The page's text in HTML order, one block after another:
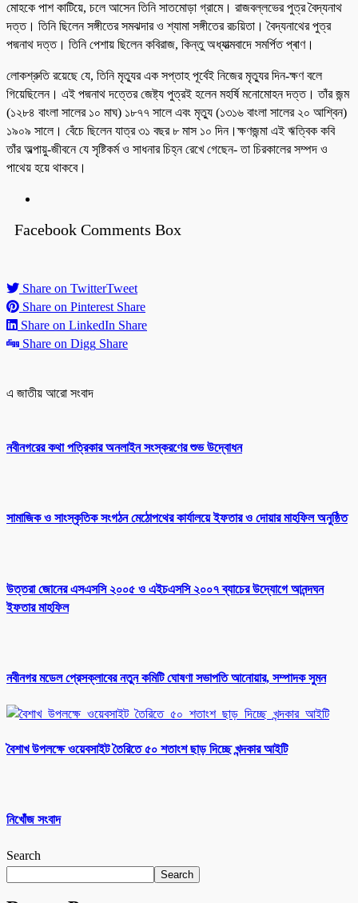
মোহকে পাশ কাটিয়ে, চলে আসেন তিনি সাতমোড়া গ্রামে। রাজবল্লভের পুত্র বৈদ্যনাথ
দত্ত। তিনি ছিলেন সঙ্গীতের সমঝদার ও শ্যামা সঙ্গীতের রচয়িতা। বৈদ্যনাথের পুত্র
পদ্মনাথ দত্ত। তিনি পেশায় ছিলেন কবিরাজ, কিন্তু অধ্যাত্মবাদে সমৰ্পিত প্ৰাণ।
লোকশ্রুতি রয়েছে যে, তিনি মৃত্যুর এক সপ্তাহ পূর্বেই নিজের মৃত্যুর দিন-ক্ষণ বলে
গিয়েছিলেন। এই পদ্মনাথ দত্তের জেষ্ট্য পুত্রই হলেন মহর্ষি মনোমোহন দত্ত। তাঁর জন্ম
(১২৮৪ বাংলা সালের ১০ মাঘ) ১৮৭৭ সালে এবং মৃত্যু (১৩১৬ বাংলা সালের ২০ আশ্বিন)
১৯০৯ সালে। বেঁচে ছিলেন যাত্র ৩১ বছর ৮ মাস ১০ দিন।ক্ষণজন্মা এই ঋত্বিক কবি
তাঁর অল্পায়ু-জীবনে যে সৃষ্টিকর্ম ও সাধনার চিহ্ন রেখে গেছেন- তা চিরকালের সম্পদ ও
পাথেয় হয়ে থাকবে।
Facebook Comments Box
Share on TwitterTweet
Share on Pinterest Share
Share on LinkedIn Share
Share on Digg Share
এ জাতীয় আরো সংবাদ
নবীনগরের কথা পত্রিকার অনলাইন সংস্করণের শুভ উদ্বোধন
সামাজিক ও সাংস্কৃতিক সংগঠন মেঠোপথের কার্যালয়ে ইফতার ও দোয়ার মাহফিল অনুষ্ঠিত
উত্তরা জোনের এসএসসি ২০০৫ ও এইচএসসি ২০০৭ ব্যাচের উদ্যোগে আনন্দঘন
ইফতার মাহফিল
নবীনগর মডেল প্রেসক্লাবের নতুন কমিটি ঘোষণা সভাপতি আনোয়ার, সম্পাদক সুমন
বৈশাখ উপলক্ষে ওয়েবসাইট তৈরিতে ৫০ শতাংশ ছাড় দিচ্ছে খন্দকার আইটি
নিখোঁজ সংবাদ
Search
Search